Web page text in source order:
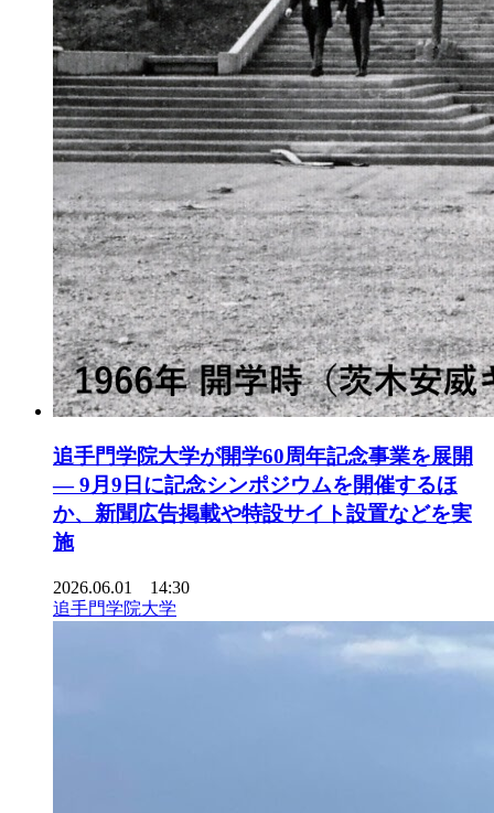
追手門学院大学が開学60周年記念事業を展開
― 9月9日に記念シンポジウムを開催するほ
か、新聞広告掲載や特設サイト設置などを実
施
2026.06.01 14:30
追手門学院大学